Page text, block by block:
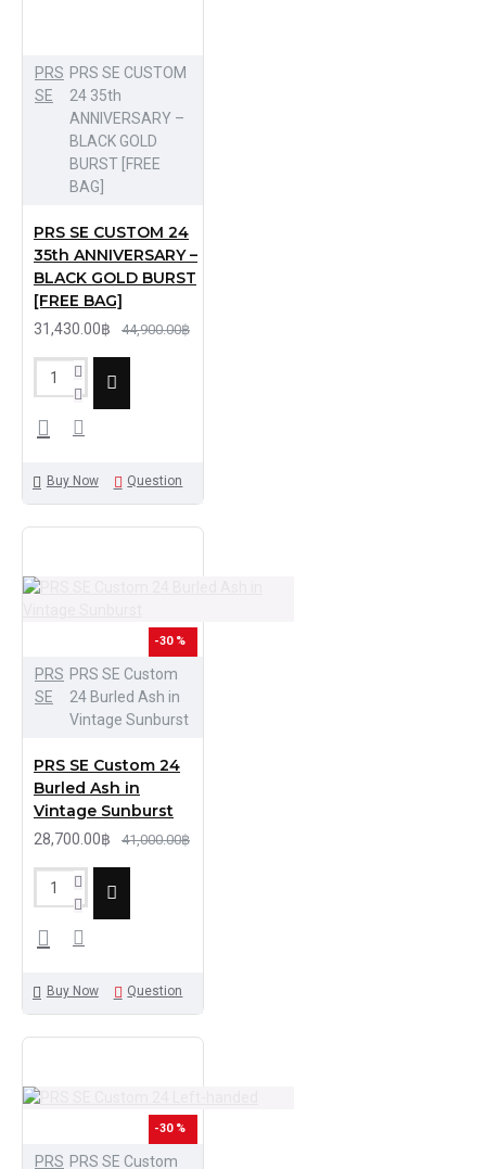
PRS
SE
PRS SE CUSTOM
24 35th
ANNIVERSARY –
BLACK GOLD
BURST [FREE
BAG]
PRS SE CUSTOM 24
35th ANNIVERSARY –
BLACK GOLD BURST
[FREE BAG]
31,430.00฿ 44,900.00฿
Buy Now Question
-30 %
PRS
SE
PRS SE Custom
24 Burled Ash in
Vintage Sunburst
PRS SE Custom 24
Burled Ash in
Vintage Sunburst
28,700.00฿ 41,000.00฿
Buy Now Question
-30 %
PRS PRS SE Custom